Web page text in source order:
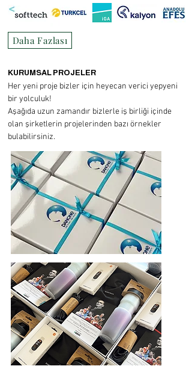
Daha Fazlası
KURUMSAL PROJELER
Her yeni proje bizler için heyecan verici yepyeni
bir yolculuk!
Aşağıda uzun zamandır bizlerle iş birliği içinde
olan şirketlerin projelerinden bazı örnekler
bulabilirsiniz.